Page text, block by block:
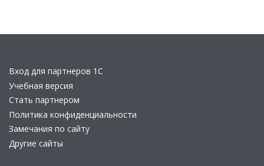
Вход для партнеров 1С
Учебная версия
Стать партнером
Политика конфиденциальности
Замечания по сайту
Другие сайты